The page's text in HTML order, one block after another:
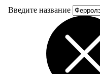
Введите название